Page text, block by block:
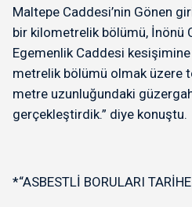
Maltepe Caddesi’nin Gönen
bir kilometrelik bölümü, İnönü
Egemenlik Caddesi
metrelik bölümü olmak üzere
metre uzunluğundaki
gerçekleştirdik.” diye konuştu.
*“ASBESTLİ BORULARI